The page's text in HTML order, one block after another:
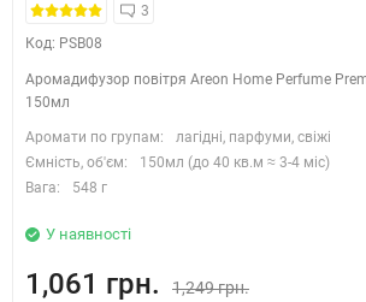
3
Код: PSB08
Аромадифузор повітря Areon Home Perfume
150мл
Аромати по групам:
лагідні, парфуми, свіжі
Ємність, об'єм:
150мл (до 40 кв.м ≈ 3-4 міс)
Вага:
548 г
У наявності
1,061 грн. 1,249 грн.